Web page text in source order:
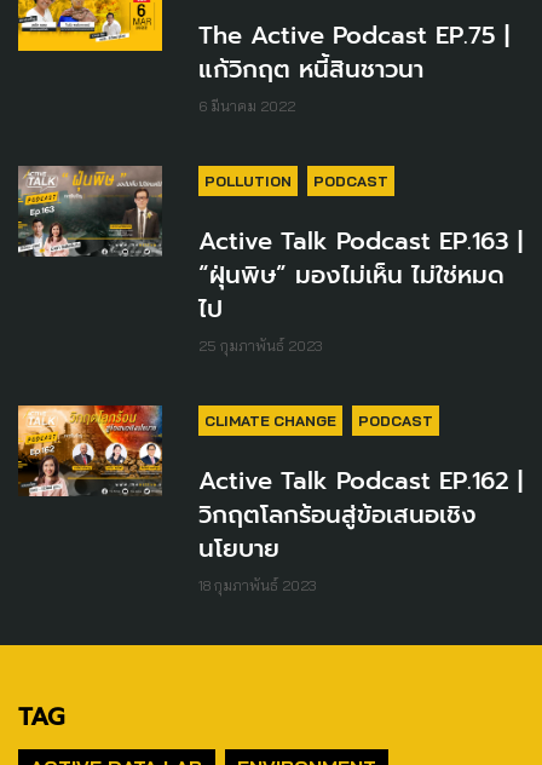
The Active Podcast EP.75 |
แก้วิกฤต หนี้สินชาวนา
6 มีนาคม 2022
POLLUTION PODCAST
Active Talk Podcast EP.163 |
“ฝุ่นพิษ” มองไม่เห็น ไม่ใช่หมด
ไป
25 กุมภาพันธ์ 2023
CLIMATE CHANGE PODCAST
Active Talk Podcast EP.162 |
วิกฤตโลกร้อนสู่ข้อเสนอเชิง
นโยบาย
18 กุมภาพันธ์ 2023
TAG